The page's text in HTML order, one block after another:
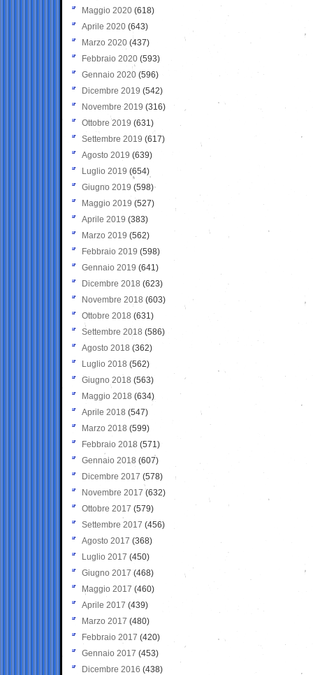
Maggio 2020 (618)
Aprile 2020 (643)
Marzo 2020 (437)
Febbraio 2020 (593)
Gennaio 2020 (596)
Dicembre 2019 (542)
Novembre 2019 (316)
Ottobre 2019 (631)
Settembre 2019 (617)
Agosto 2019 (639)
Luglio 2019 (654)
Giugno 2019 (598)
Maggio 2019 (527)
Aprile 2019 (383)
Marzo 2019 (562)
Febbraio 2019 (598)
Gennaio 2019 (641)
Dicembre 2018 (623)
Novembre 2018 (603)
Ottobre 2018 (631)
Settembre 2018 (586)
Agosto 2018 (362)
Luglio 2018 (562)
Giugno 2018 (563)
Maggio 2018 (634)
Aprile 2018 (547)
Marzo 2018 (599)
Febbraio 2018 (571)
Gennaio 2018 (607)
Dicembre 2017 (578)
Novembre 2017 (632)
Ottobre 2017 (579)
Settembre 2017 (456)
Agosto 2017 (368)
Luglio 2017 (450)
Giugno 2017 (468)
Maggio 2017 (460)
Aprile 2017 (439)
Marzo 2017 (480)
Febbraio 2017 (420)
Gennaio 2017 (453)
Dicembre 2016 (438)